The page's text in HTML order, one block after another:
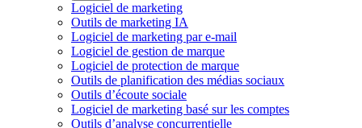
Logiciel de marketing
Outils de marketing IA
Logiciel de marketing par e-mail
Logiciel de gestion de marque
Logiciel de protection de marque
Outils de planification des médias sociaux
Outils d’écoute sociale
Logiciel de marketing basé sur les comptes
Outils d’analyse concurrentielle